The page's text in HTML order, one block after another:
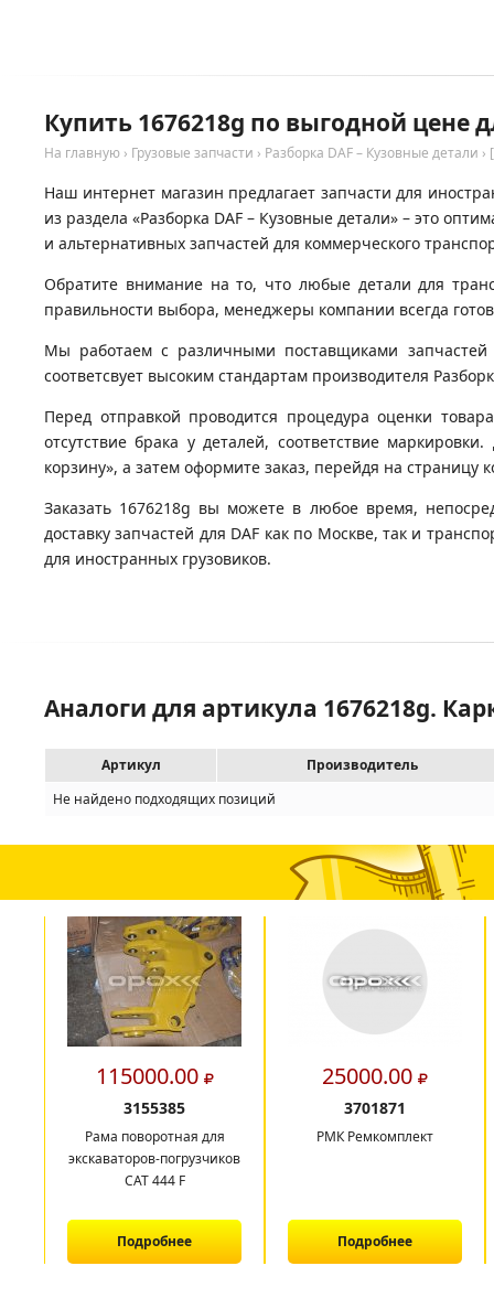
Купить 1676218g по выгодной цене
На главную › Грузовые запчасти › Разборка DAF – Кузовные детали ›
Наш интернет магазин предлагает запчасти для
из раздела «Разборка DAF – Кузовные детали» – это
и альтернативных запчастей для коммерческого
Обратите внимание на то, что любые детали для
правильности выбора, менеджеры компании всегда
Мы работаем с различными поставщиками запчастей
соответсвует высоким стандартам производителя
Перед отправкой проводится процедура оценки
отсутствие брака у деталей, соответствие
корзину», а затем оформите заказ, перейдя на страницу
Заказать 1676218g вы можете в любое время,
доставку запчастей для DAF как по Москве, так и
для иностранных грузовиков.
Аналоги для артикула 1676218g.
Артикул
Производитель
Не найдено подходящих позиций
115000.00
3155385
Рама поворотная для
экскаваторов-погрузчиков
САТ 444 F
Подробнее
25000.00
3701871
РМК Ремкомплект
Подробнее